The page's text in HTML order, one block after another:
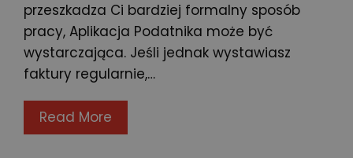
przeszkadza Ci bardziej formalny sposób
pracy, Aplikacja Podatnika może być
wystarczająca. Jeśli jednak wystawiasz
faktury regularnie,…
Read More